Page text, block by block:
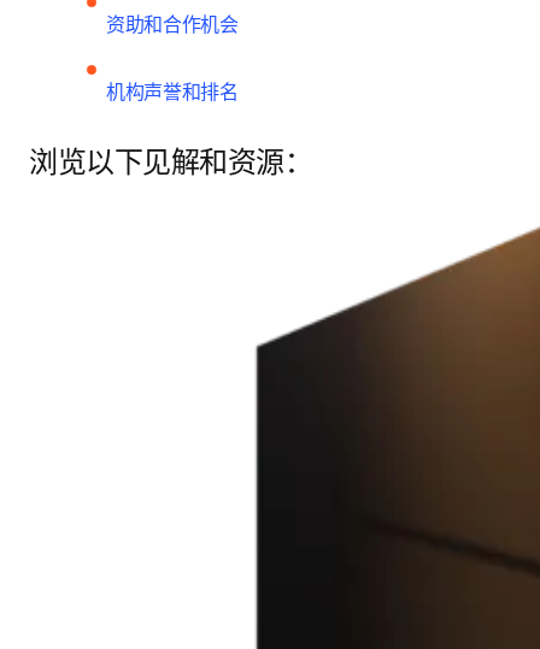
资助和合作机会
机构声誉和排名
浏览以下见解和资源：